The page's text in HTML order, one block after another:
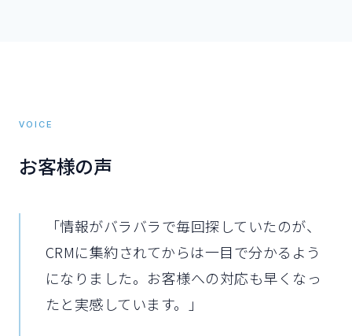
VOICE
お客様の声
「情報がバラバラで毎回探していたのが、
CRMに集約されてからは一目で分かるよう
になりました。お客様への対応も早くなっ
たと実感しています。
」